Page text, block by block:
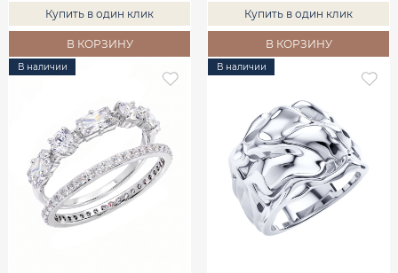
Купить в один клик
В КОРЗИНУ
Купить в один клик
В КОРЗИНУ
В наличии В наличии